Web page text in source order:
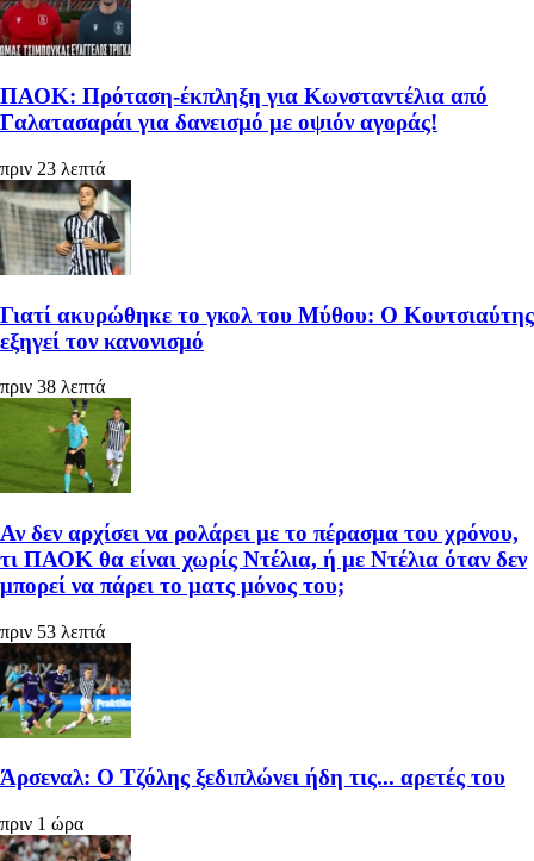
ΠΑΟΚ: Πρόταση-έκπληξη για Κωνσταντέλια από
Γαλατασαράι για δανεισμό με οψιόν αγοράς!
πριν 23 λεπτά
Γιατί ακυρώθηκε το γκολ του Μύθου: Ο Κουτσιαύτης
εξηγεί τον κανονισμό
πριν 38 λεπτά
Αν δεν αρχίσει να ρολάρει με το πέρασμα του χρόνου,
τι ΠΑΟΚ θα είναι χωρίς Ντέλια, ή με Ντέλια όταν δεν
μπορεί να πάρει το ματς μόνος του;
πριν 53 λεπτά
Άρσεναλ: Ο Τζόλης ξεδιπλώνει ήδη τις... αρετές του
πριν 1 ώρα